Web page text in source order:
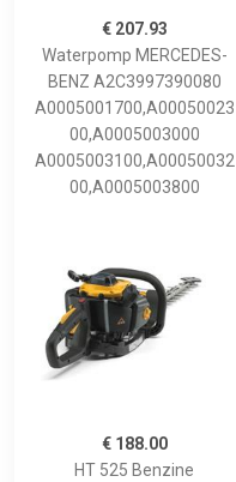
€ 207.93
Waterpomp MERCEDES-
BENZ A2C3997390080
A0005001700,A00050023
00,A0005003000
A0005003100,A00050032
00,A0005003800
€ 188.00
HT 525 Benzine